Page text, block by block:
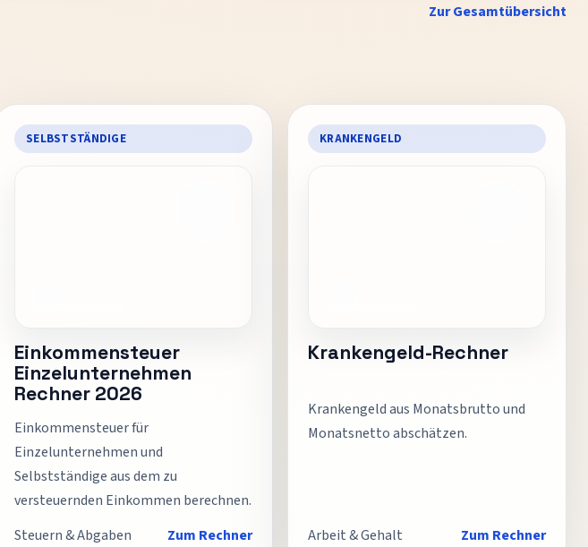
Zur Gesamtübersicht
SELBSTSTÄNDIGE
Einkommensteuer
Einzelunternehmen
Rechner 2026
Einkommensteuer für
Einzelunternehmen und
Selbstständige aus dem zu
versteuernden Einkommen berechnen.
Steuern & Abgaben
Zum Rechner
KRANKENGELD
Krankengeld-Rechner
Krankengeld aus Monatsbrutto und
Monatsnetto abschätzen.
Arbeit & Gehalt Zum Rechner